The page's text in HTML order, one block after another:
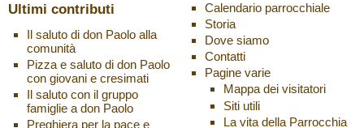
Ultimi contributi
Il saluto di don Paolo alla
comunità
Pizza e saluto di don Paolo
con giovani e cresimati
Il saluto con il gruppo
famiglie a don Paolo
Preghiera per la pace e
Calendario parrocchiale
Storia
Dove siamo
Contatti
Pagine varie
Mappa dei visitatori
Siti utili
La vita della Parrocchia